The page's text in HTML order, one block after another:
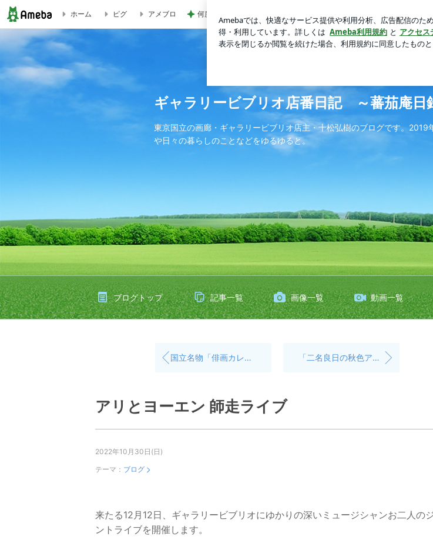
アリとヨーエン 師走ライブ | ギャラリービブリオ店番日記 ～蕃茄庵日録～
ホーム ピグ アメブロ 何度も作る我が家の定番桃スイーツ
ギャラリービブリオ店番日記 ～蕃茄庵日
東京国立の画廊・ギャラリービブリオ店主・十松弘樹のブログです。
や日々の暮らしのことなどをゆるゆると。
ブログトップ 記事一覧 画像一覧 動画一覧
国立名物「俳画カレンダー」は明日発売です。BASEでも買えます。そして…。 「二名良日の秋色アジサイのリースワークショップ2022in東京国立市」無事終了
アリとヨーエン 師走ライブ
2022年10月30日(日)
テーマ： ブログ
来たる12月12日、ギャラリービブリオにゆかりの深いミュージシャンお二人の
ントライブを開催します。